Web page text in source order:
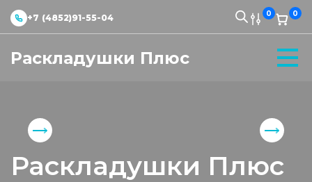
+7 (4852)91-55-04 0 0
Раскладушки Плюс
Раскладушки Плюс